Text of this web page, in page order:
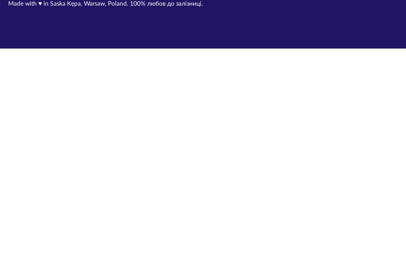
Made with ♥︎ in Saska Kępa, Warsaw, Poland. 100% любов до залізниці.